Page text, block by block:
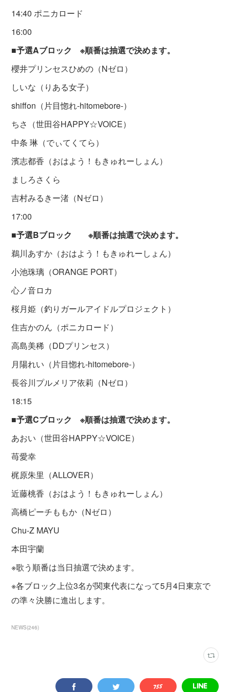
14:40 ポニカロード
16:00
■予選Aブロック ※順番は抽選で決めます。
櫻井プリンセスひめの（Nゼロ）
しいな（りある女子）
shiffon（片目惚れ-hitomebore-）
ちさ（世田谷HAPPY☆VOICE）
中条 琳（でぃてくてら）
濱志都香（おはよう！もきゅれーしょん）
ましろさくら
吉村みるきー渚（Nゼロ）
17:00
■予選Bブロック ※順番は抽選で決めます。
鵜川あすか（おはよう！もきゅれーしょん）
小池珠璃（ORANGE PORT）
心ノ音ロカ
桜月姫（釣りガールアイドルプロジェクト）
住吉かのん（ポニカロード）
高島美稀（DDプリンセス）
月陽れい（片目惚れ-hitomebore-）
長谷川プルメリア依莉（Nゼロ）
18:15
■予選Cブロック ※順番は抽選で決めます。
あおい（世田谷HAPPY☆VOICE）
苺愛幸
梶原朱里（ALLOVER）
近藤桃香（おはよう！もきゅれーしょん）
高橋ピーチももか（Nゼロ）
Chu-Z MAYU
本田宇蘭
※歌う順番は当日抽選で決めます。
※各ブロック上位3名が関東代表になって5月4日東京で
の準々決勝に進出します。
NEWS(246)